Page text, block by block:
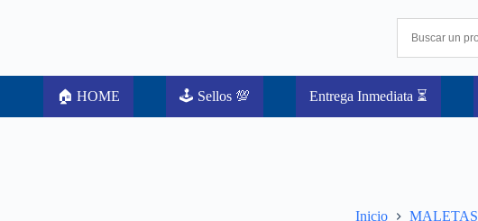
🏠 HOME 🕹️ Sellos 💯 Entrega Inmediata ⏳
Inicio MALETAS